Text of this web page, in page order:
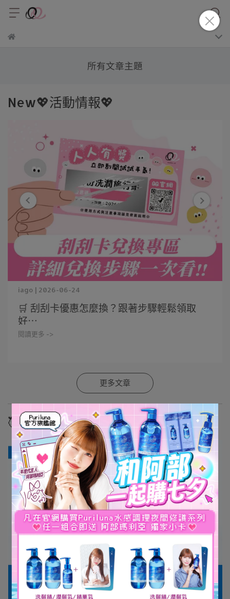
所有文章主題
New💖活動情報💖
iago | 2026-06-24
🛒 刮刮卡優惠怎麼換？跟著步驟輕鬆領取
好⋯
閱讀更多 ->
更多文章
🥰實測好評推薦🥰